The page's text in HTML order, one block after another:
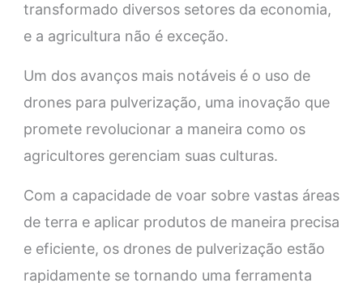
transformado diversos setores da economia,
e a agricultura não é exceção.
Um dos avanços mais notáveis é o uso de
drones para pulverização, uma inovação que
promete revolucionar a maneira como os
agricultores gerenciam suas culturas.
Com a capacidade de voar sobre vastas áreas
de terra e aplicar produtos de maneira precisa
e eficiente, os drones de pulverização estão
rapidamente se tornando uma ferramenta